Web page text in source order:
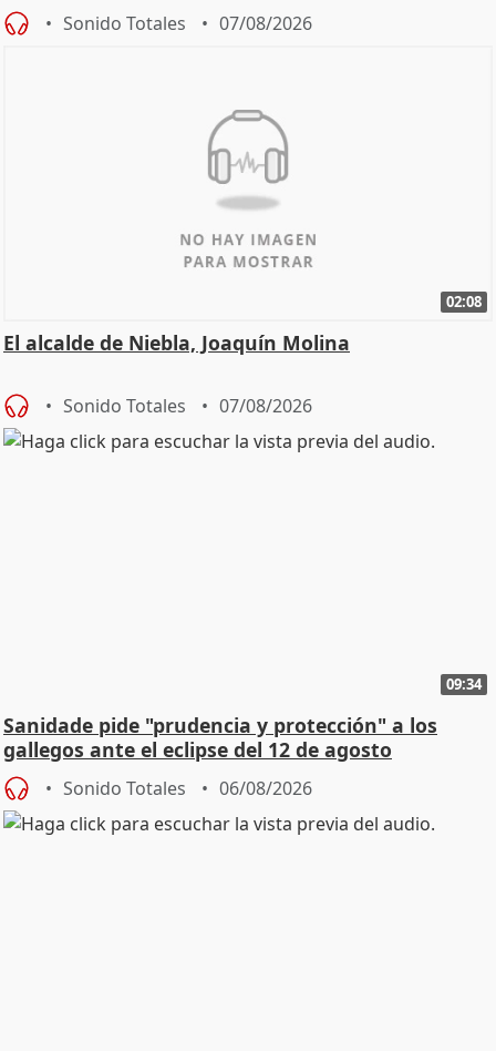
Sonido Totales 07/08/2026
02:08
El alcalde de Niebla, Joaquín Molina
Sonido Totales 07/08/2026
09:34
Sanidade pide "prudencia y protección" a los
gallegos ante el eclipse del 12 de agosto
Sonido Totales 06/08/2026